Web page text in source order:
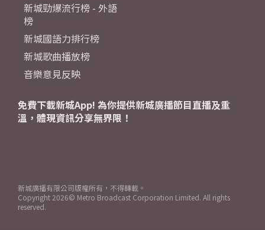
新城勁爆流行榜 - 外語
榜
新城國語力排行榜
新城歌曲播放榜
音樂意見反映
免費下載新城App! 為你提供新城廣播節目直播及重
溫，體現資訊分享無界限！
新城廣播有限公司版權所有，不得轉載。
Copyright 2026© Metro Broadcast Corporation Limited. All rights
reserved.